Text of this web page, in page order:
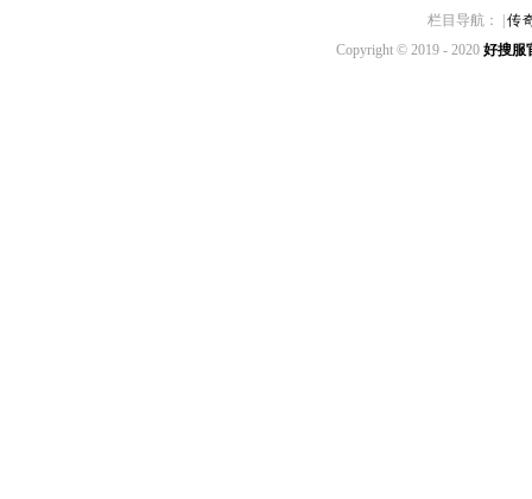
栏目导航： |传
Copyright © 2019 - 2020 好搜服